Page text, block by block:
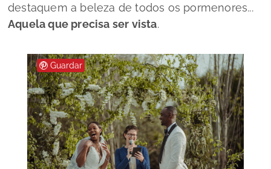
destaquem a beleza de todos os pormenores...
Aquela que precisa ser vista.
Guardar